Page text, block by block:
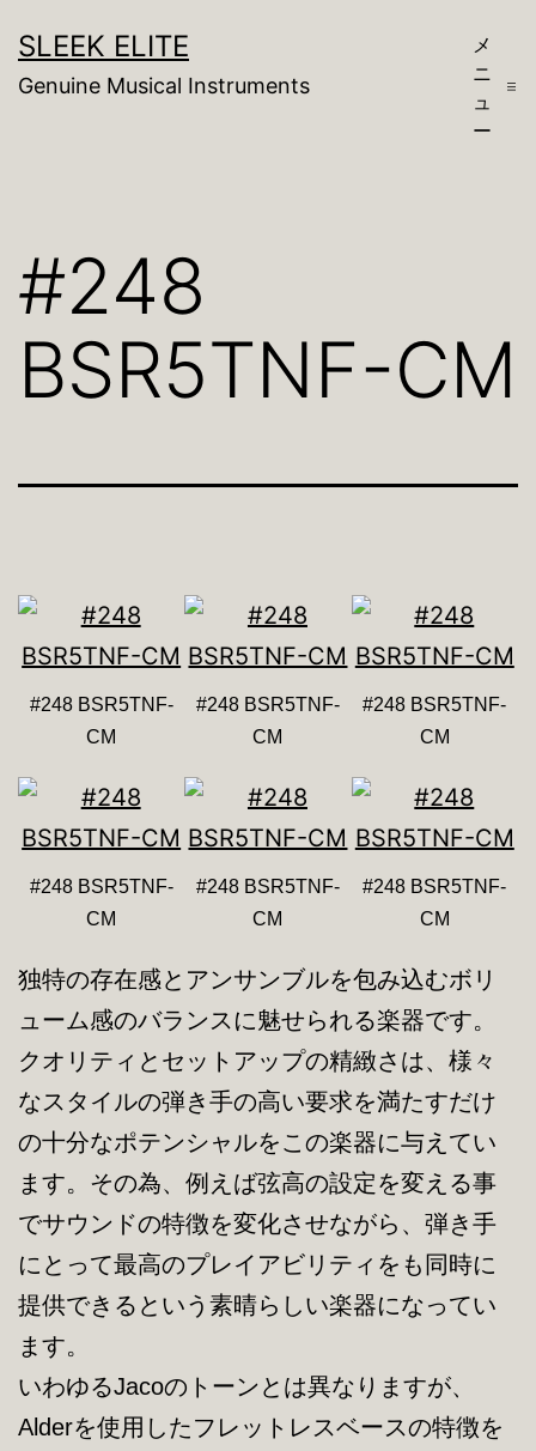
ン
テ
キ
SLEEK ELITE
Genuine Musical Instruments
メ
ニ
ュ
ー
#248
BSR5TNF-CM
#248 BSR5TNF-
CM
#248 BSR5TNF-
CM
#248 BSR5TNF-
CM
#248 BSR5TNF-
CM
#248 BSR5TNF-
CM
#248 BSR5TNF-
CM
独特の存在感とアンサンブルを包み込むボリ
ューム感のバランスに魅せられる楽器です。
クオリティとセットアップの精緻さは、様々
なスタイルの弾き手の高い要求を満たすだけ
の十分なポテンシャルをこの楽器に与えてい
ます。その為、例えば弦高の設定を変える事
でサウンドの特徴を変化させながら、弾き手
にとって最高のプレイアビリティをも同時に
提供できるという素晴らしい楽器になってい
ます。
いわゆるJacoのトーンとは異なりますが、
Alderを使用したフレットレスベースの特徴を